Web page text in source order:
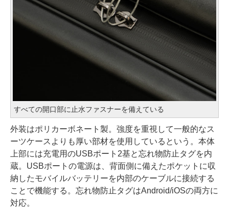
すべての開口部に止水ファスナーを備えている
外装はポリカーボネート製。強度を重視して一般的なス
ーツケースよりも厚い部材を使用しているという。本体
上部には充電用のUSBポート2基と忘れ物防止タグを内
蔵。USBポートの電源は、背面側に備えたポケットに収
納したモバイルバッテリーを内部のケーブルに接続する
ことで機能する。忘れ物防止タグはAndroid/iOSの両方に
対応。